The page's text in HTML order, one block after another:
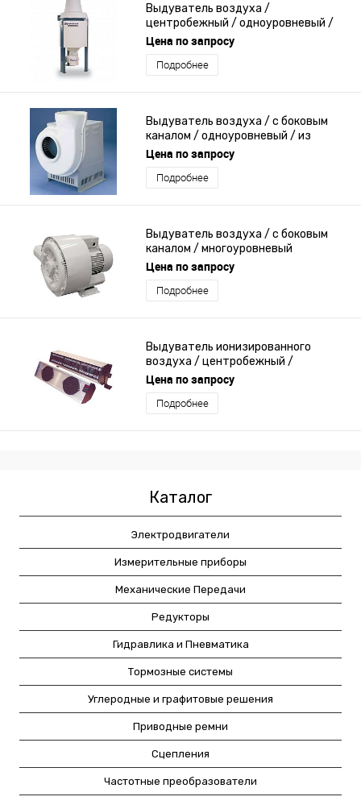
Выдуватель воздуха /
центробежный / одноуровневый /
высокое давление
Цена по запросу
Подробнее
Выдуватель воздуха / с боковым
каналом / одноуровневый / из
стекловолокна
Цена по запросу
Подробнее
Выдуватель воздуха / с боковым
каналом / многоуровневый
Цена по запросу
Подробнее
Выдуватель ионизированного
воздуха / центробежный /
одноуровневый
Цена по запросу
Подробнее
Каталог
Электродвигатели
Измерительные приборы
Механические Передачи
Редукторы
Гидравлика и Пневматика
Тормозные системы
Углеродные и графитовые решения
Приводные ремни
Сцепления
Частотные преобразователи